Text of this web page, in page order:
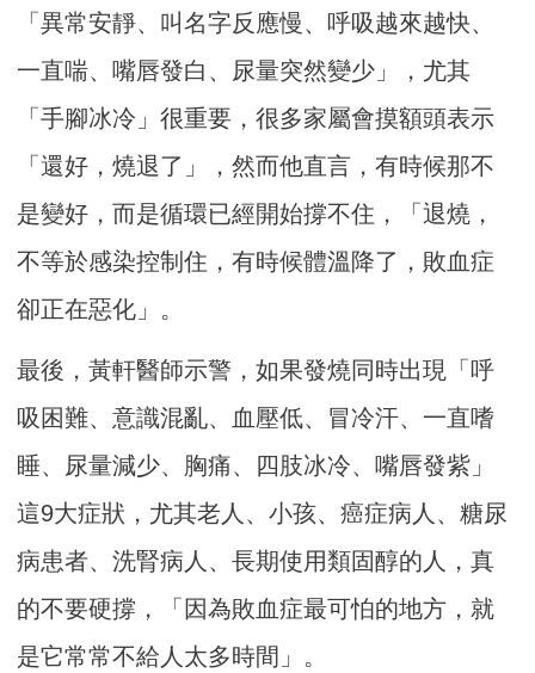
「異常安靜、叫名字反應慢、呼吸越來越快、
一直喘、嘴唇發白、尿量突然變少」，尤其
「手腳冰冷」很重要，很多家屬會摸額頭表示
「還好，燒退了」，然而他直言，有時候那不
是變好，而是循環已經開始撐不住，「退燒，
不等於感染控制住，有時候體溫降了，敗血症
卻正在惡化」。
最後，黃軒醫師示警，如果發燒同時出現「呼
吸困難、意識混亂、血壓低、冒冷汗、一直嗜
睡、尿量減少、胸痛、四肢冰冷、嘴唇發紫」
這9大症狀，尤其老人、小孩、癌症病人、糖尿
病患者、洗腎病人、長期使用類固醇的人，真
的不要硬撐，「因為敗血症最可怕的地方，就
是它常常不給人太多時間」。